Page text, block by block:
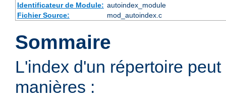
Identificateur de Module: autoindex_module
Fichier Source:
mod_autoindex.c
Sommaire
L'index d'un répertoire
manières :